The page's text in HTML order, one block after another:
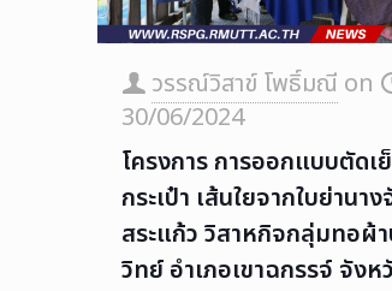
วรรณ์วิสาข์ โพธิ์มณี on
30/06/2024
โครงการ การออกแบบตัด
กระเป๋า เส้นใยจากใบย่านา
สระแก้ว วิสาหกิจกลุ่มทอผ้
วิทย์ อำเภอเขาฉกรรจ์ จังห